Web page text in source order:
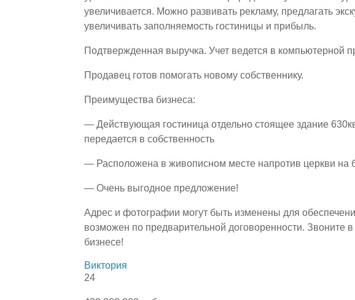
увеличивается. Можно развивать рекламу, предлагать
увеличивать заполняемость гостиницы и прибыль.
Подтвержденная выручка. Учет ведется в компьютерной
Продавец готов помогать новому собственнику.
Преимущества бизнеса:
— Действующая гостиница отдельно стоящее здание
передается в собственность
— Расположена в живописном месте напротив церкви на
— Очень выгодное предложение!
Адрес и фотографии могут быть изменены для
возможен по предварительной договоренности.
бизнесе!
Виктория
24